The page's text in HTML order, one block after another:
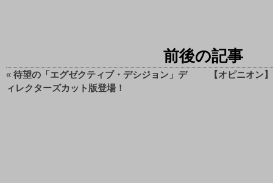
前後の記事
« 待望の「エグゼクティブ・デシジョン」デ
ィレクターズカット版登場！
【オピニオン